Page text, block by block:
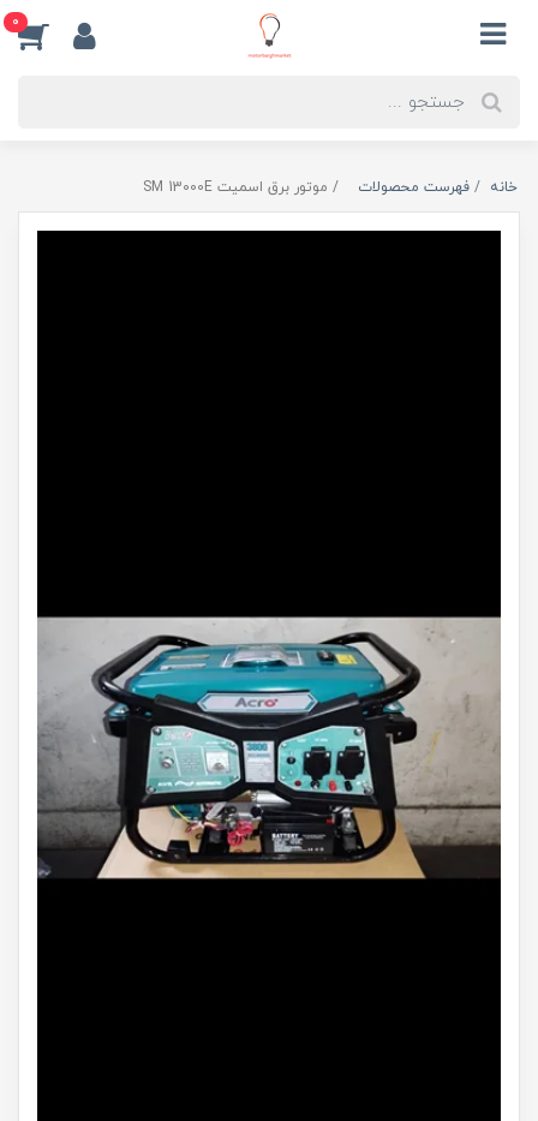
0
خانه فهرست محصولات موتور برق اسمیت SM 13000E